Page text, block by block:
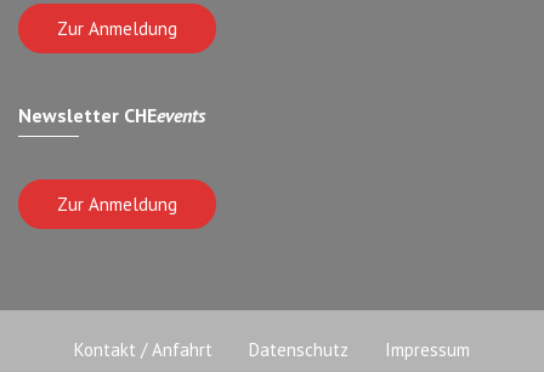
Zur Anmeldung
Newsletter CHEevents
Zur Anmeldung
Kontakt / Anfahrt Datenschutz Impressum